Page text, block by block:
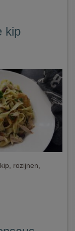
kip
rozijnen,